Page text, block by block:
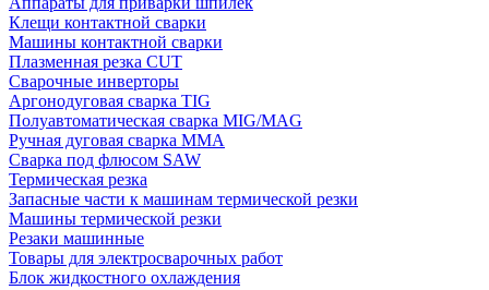
Клещи контактной сварки
Машины контактной сварки
Плазменная резка CUT
Сварочные инверторы
Аргонодуговая сварка TIG
Полуавтоматическая сварка MIG/MAG
Ручная дуговая сварка MMA
Сварка под флюсом SAW
Термическая резка
Запасные части к машинам термической резки
Машины термической резки
Резаки машинные
Товары для электросварочных работ
Блок жидкостного охлаждения